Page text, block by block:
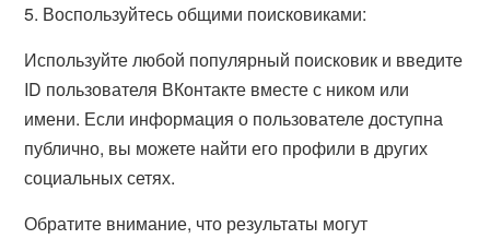
5. Воспользуйтесь общими поисковиками:
Используйте любой популярный поисковик и введите
ID пользователя ВКонтакте вместе с ником или
имени. Если информация о пользователе доступна
публично, вы можете найти его профили в других
социальных сетях.
Обратите внимание, что результаты могут